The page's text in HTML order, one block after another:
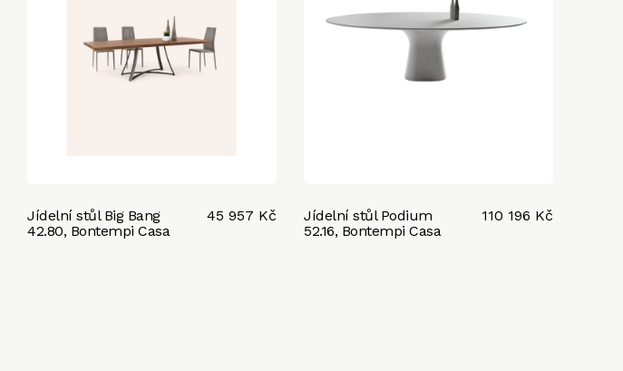
Jídelní stůl Big Bang
42.80, Bontempi Casa
45 957 Kč
Jídelní stůl Podium
52.16, Bontempi Casa
110 196 Kč